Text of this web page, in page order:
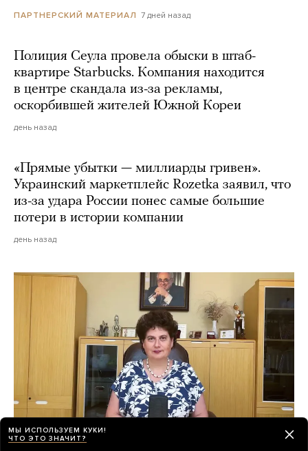
ПАРТНЕРСКИЙ МАТЕРИАЛ 7 дней назад
Полиция Сеула провела обыски в штаб-
квартире Starbucks. Компания находится
в центре скандала из-за рекламы,
оскорбившей жителей Южной Кореи
день назад
«Прямые убытки — миллиарды гривен».
Украинский маркетплейс Rozetka заявил, что
из-за удара России понес самые большие
потери в истории компании
день назад
МЫ ИСПОЛЬЗУЕМ КУКИ!
ЧТО ЭТО ЗНАЧИТ?